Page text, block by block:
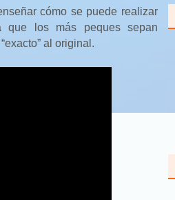
cómo se puede realizar
que los más peques sepan
al original.